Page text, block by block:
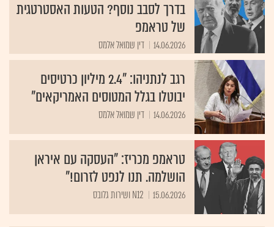
בדרך לסבב נוסף? הטעות האסטרטגית
של טראמפ
14.06.2026 דין שמואל אלמס
רגב לנתניהו: "2.4 מיליון כרטיסים
יבוטלו בגלל המטוסים האמריקאים"
14.06.2026 דין שמואל אלמס
טראמפ מכריז: "העסקה עם איראן
הושלמה. תנו לנפט לזרום!"
15.06.2026 N12 ושירות גלובס